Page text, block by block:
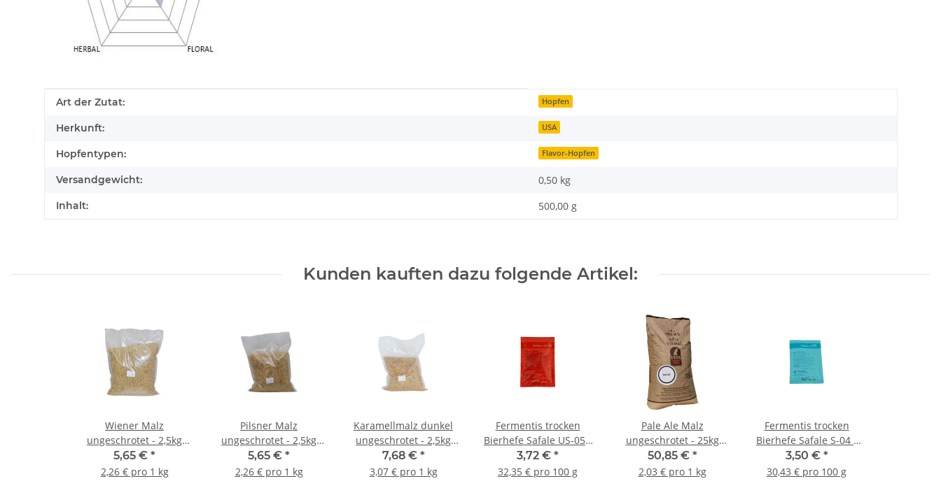
Produkteigenschaft
Wert
Art der Zutat: Hopfen
Herkunft: USA
Hopfentypen: Flavor-Hopfen
Versandgewicht: 0,50 kg
Inhalt: 500,00 g
Kunden kauften dazu folgende Artikel:
Wiener Malz
ungeschrotet - 2,5kg
Beutel
5,65 € *
2,26 € pro 1 kg
Pilsner Malz
ungeschrotet - 2,5kg
Beutel
5,65 € *
2,26 € pro 1 kg
Karamellmalz dunkel
ungeschrotet - 2,5kg
Beutel
7,68 € *
3,07 € pro 1 kg
Fermentis trocken
Bierhefe Safale US-05 -
11,5g
3,72 € *
32,35 € pro 100 g
Pale Ale Malz
ungeschrotet - 25kg
Sack
50,85 € *
2,03 € pro 1 kg
Fermentis trocken
Bierhefe Safale S-04 -
11,5g
3,50 € *
30,43 € pro 100 g